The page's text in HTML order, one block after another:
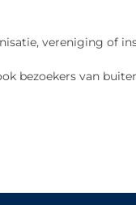
vereniging of
bezoekers van